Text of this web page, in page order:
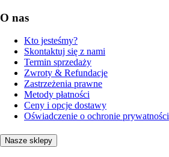
O nas
Kto jesteśmy?
Skontaktuj się z nami
Termin sprzedaży
Zwroty & Refundacje
Zastrzeżenia prawne
Metody płatności
Ceny i opcje dostawy
Oświadczenie o ochronie prywatności
Nasze sklepy